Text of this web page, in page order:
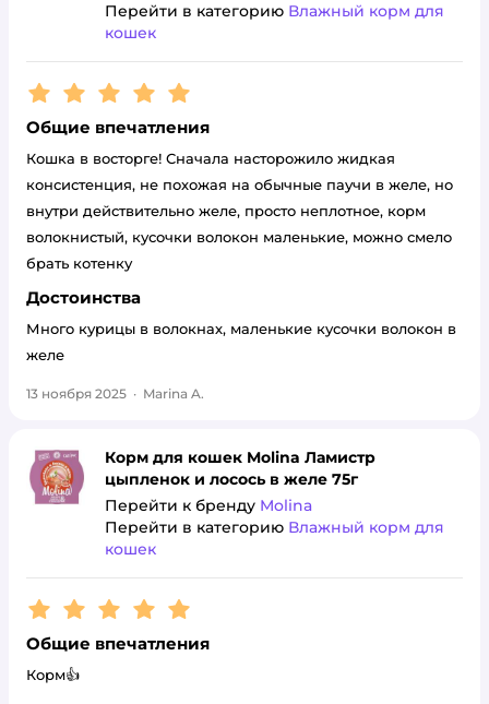
Перейти в категорию Влажный корм для
кошек
Рейтинг:5
Общие впечатления
Кошка в восторге! Сначала насторожило жидкая
консистенция, не похожая на обычные паучи в желе, но
внутри действительно желе, просто неплотное, корм
волокнистый, кусочки волокон маленькие, можно смело
брать котенку
Достоинства
Много курицы в волокнах, маленькие кусочки волокон в
желе
13 ноября 2025 · Marina A.
Корм для кошек Molina Ламистр
цыпленок и лосось в желе 75г
Перейти к бренду Molina
Перейти в категорию Влажный корм для
кошек
Рейтинг:5
Общие впечатления
Корм👍